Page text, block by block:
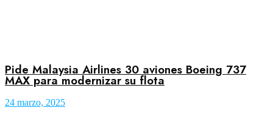
Pide Malaysia Airlines 30 aviones Boeing 737
MAX para modernizar su flota
24 marzo, 2025